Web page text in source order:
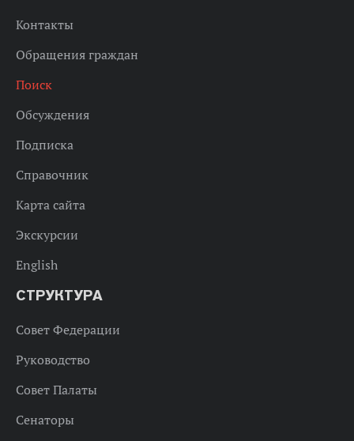
Контакты
Обращения граждан
Поиск
Обсуждения
Подписка
Справочник
Карта сайта
Экскурсии
English
СТРУКТУРА
Совет Федерации
Руководство
Совет Палаты
Сенаторы